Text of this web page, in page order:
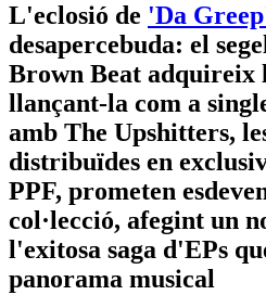
L'eclosió de 'Da
desapercebuda: el
Brown Beat adquireix
llançant-la com a
amb The Upshitters,
distribuïdes en
PPF, prometen
col·lecció, afegint un
l'exitosa saga d'EPs
panorama musical